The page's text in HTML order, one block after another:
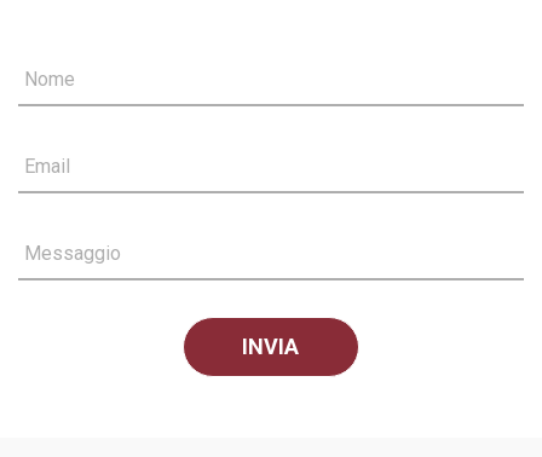
Nome
Email
Messaggio